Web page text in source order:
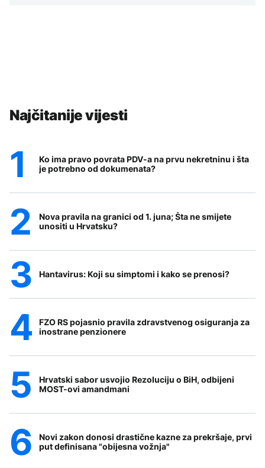
Najčitanije vijesti
Ko ima pravo povrata PDV-a na prvu nekretninu i šta
je potrebno od dokumenata?
Nova pravila na granici od 1. juna; Šta ne smijete
unositi u Hrvatsku?
Hantavirus: Koji su simptomi i kako se prenosi?
FZO RS pojasnio pravila zdravstvenog osiguranja za
inostrane penzionere
Hrvatski sabor usvojio Rezoluciju o BiH, odbijeni
MOST-ovi amandmani
Novi zakon donosi drastične kazne za prekršaje, prvi
put definisana "obijesna vožnja"